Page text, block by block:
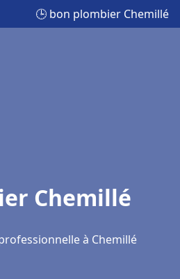
🕒 bon plombier Chemillé
Chemillé
à Chemillé